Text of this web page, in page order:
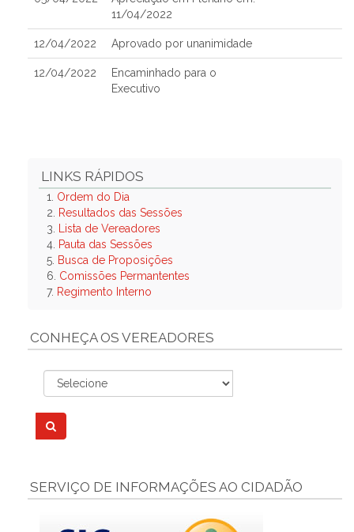
11/04/2022
12/04/2022 Aprovado por unanimidade
12/04/2022
Encaminhado para o
Executivo
LINKS RÁPIDOS
1. Ordem do Dia
2.
Resultados das Sessões
3.
Lista de Vereadores
4. Pauta das Sessões
5. Busca de Proposições
6. Comissões Permantentes
7. Regimento Interno
CONHEÇA OS VEREADORES
SERVIÇO DE INFORMAÇÕES AO CIDADÃO